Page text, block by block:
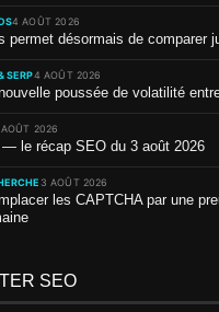
4 AOÛT 2026
permet désormais de comparer
SERP4 AOÛT 2026
poussée de volatilité
2026
— le récap SEO du 3 août 2026
3 AOÛT 2026
les CAPTCHA par une
SEO